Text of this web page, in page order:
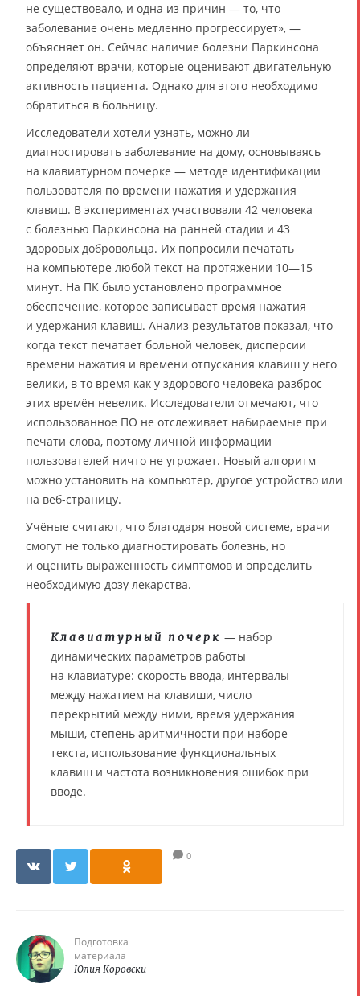
не существовало, и одна из причин — то, что
заболевание очень медленно прогрессирует», —
объясняет он. Сейчас наличие болезни Паркинсона
определяют врачи, которые оценивают двигательную
активность пациента. Однако для этого необходимо
обратиться в больницу.
Исследователи хотели узнать, можно ли
диагностировать заболевание на дому, основываясь
на клавиатурном почерке — методе идентификации
пользователя по времени нажатия и удержания
клавиш. В экспериментах участвовали 42 человека
с болезнью Паркинсона на ранней стадии и 43
здоровых добровольца. Их попросили печатать
на компьютере любой текст на протяжении 10—15
минут. На ПК было установлено программное
обеспечение, которое записывает время нажатия
и удержания клавиш. Анализ результатов показал, что
когда текст печатает больной человек, дисперсии
времени нажатия и времени отпускания клавиш у него
велики, в то время как у здорового человека разброс
этих времён невелик. Исследователи отмечают, что
использованное ПО не отслеживает набираемые при
печати слова, поэтому личной информации
пользователей ничто не угрожает. Новый алгоритм
можно установить на компьютер, другое устройство или
на веб-страницу.
Учёные считают, что благодаря новой системе, врачи
смогут не только диагностировать болезнь, но
и оценить выраженность симптомов и определить
необходимую дозу лекарства.
Клавиатурный почерк — набор
динамических параметров работы
на клавиатуре: скорость ввода, интервалы
между нажатием на клавиши, число
перекрытий между ними, время удержания
мыши, степень аритмичности при наборе
текста, использование функциональных
клавиш и частота возникновения ошибок при
вводе.
0
Подготовка
материала
Юлия Коровски